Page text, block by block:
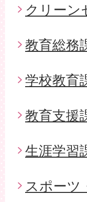
クリーン
教育総務
学校教育
教育支援
生涯学習
スポーツ